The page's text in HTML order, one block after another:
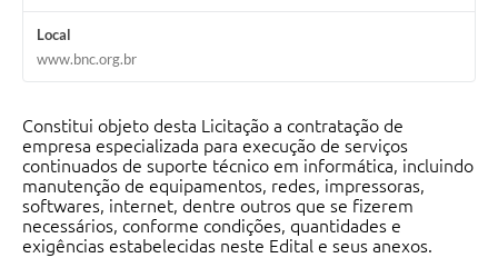
Local
www.bnc.org.br
Constitui objeto desta Licitação a contratação de
empresa especializada para execução de serviços
continuados de suporte técnico em informática, incluindo
manutenção de equipamentos, redes, impressoras,
softwares, internet, dentre outros que se fizerem
necessários, conforme condições, quantidades e
exigências estabelecidas neste Edital e seus anexos.